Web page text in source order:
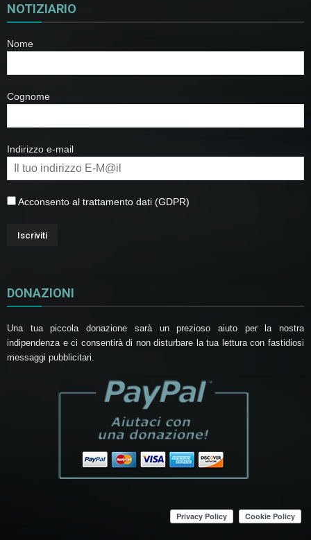
NOTIZIARIO
Nome
Cognome
Indirizzo e-mail
Acconsento al trattamento dati (GDPR)
DONAZIONI
Una tua piccola donazione sarà un prezioso aiuto per la nostra
indipendenza e ci consentirà di non disturbare la tua lettura con fastidiosi
messaggi pubblicitari.